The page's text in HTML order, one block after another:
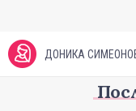
ДОНИКА